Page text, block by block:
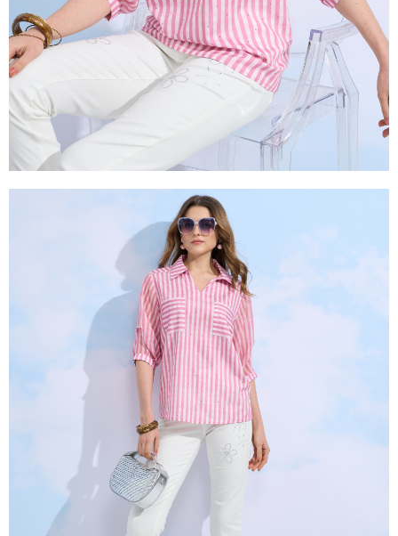
易，需依本服務之必要範圍內提供個人資料，並將交易相關給付款項請求債
權轉讓予恩沛科技股份有限公司。
２．關於個人資料處理事宜，請瀏覽以下網址：
https://aftee.tw/terms/#terms3
３．未成年的使用者請事先徵得法定代理人或監護人之同意方可使用
「AFTEE先享後付」，若未經同意申辦者引起之損失，本公司不負相關責
任。
４．使用「AFTEE先享後付」時，將依據個別帳號之用戶狀況，依本公司即
時審查核予不同之上限額度；若仍有額度不足之情形，本公司將視審查結果
請求用戶進行身份認證。
５．嚴禁一人註冊多個帳號或使用他人資訊註冊。若發現惡意使用之情形，